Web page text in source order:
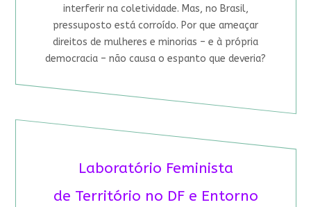
interferir na coletividade. Mas, no Brasil,
pressuposto está corroído. Por que ameaçar
direitos de mulheres e minorias – e à própria
democracia – não causa o espanto que deveria?
Laboratório Feminista
de Território no DF e Entorno